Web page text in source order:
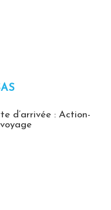
d’arrivée : Action-